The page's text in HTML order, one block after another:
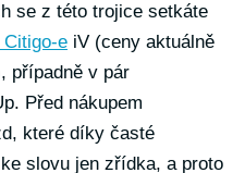
se z této trojice setkáte
Citigo-e iV (ceny aktuálně
případně v pár
Před nákupem
které díky časté
slovu jen zřídka, a proto